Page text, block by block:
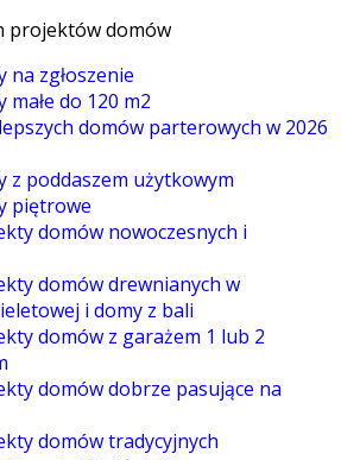
projektów domów
na zgłoszenie
do 120 m2
domów parterowych w 2026
z poddaszem użytkowym
piętrowe
domów nowoczesnych i
domów drewnianych w
i domy z bali
domów z garażem 1 lub 2
domów dobrze pasujące na
domów tradycyjnych